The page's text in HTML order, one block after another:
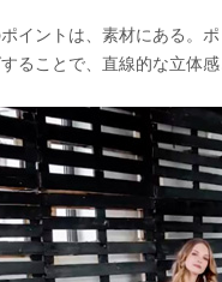
イントは、素材にある。
ることで、直線的な立体